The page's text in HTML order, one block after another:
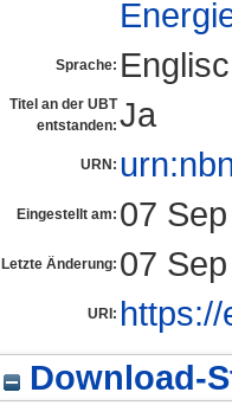
Sprache:
Titel an der UBT
entstanden: Ja
URN:
Eingestellt am: 07
Letzte Änderung: 07
URI:
Download-